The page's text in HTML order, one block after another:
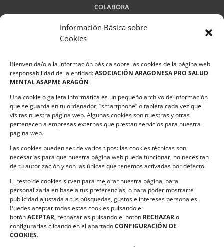
Información Básica sobre
Cookies
Bienvenida/o a la información básica sobre las cookies de la página web
responsabilidad de la entidad:ASOCIACIÓN ARAGONESA PRO SALUD
MENTAL ASAPME ARAGÓN
Una cookie o galleta informática es un pequeño archivo de información
que se guarda en tu ordenador, “smartphone” o tableta cada vez que
visitas nuestra página web. Algunas cookies son nuestras y otras
pertenecen a empresas externas que prestan servicios para nuestra
página web.
Las cookies pueden ser de varios tipos: las cookies técnicas son
necesarias para que nuestra página web pueda funcionar, no necesitan
de tu autorización y son las únicas que tenemos activadas por defecto.
El resto de cookies sirven para mejorar nuestra página, para
personalizarla en base a tus preferencias, o para poder mostrarte
publicidad ajustada a tus búsquedas, gustos e intereses personales.
Puedes aceptar todas estas cookies pulsando el
botónACEPTAR, rechazarlas pulsando el botón RECHAZARo
configurarlas clicando en el apartadoCONFIGURACIÓN DE
COOKIES.
COLABORA
Política de privacidad
Compromiso de Protección de Datos
Política de Cookies
CONTACTO
C/ Ciudadela s/n. Parque Delicias.
50017 Zaragoza
Teléfono:976 532 499
Email:asapme@asapme.org